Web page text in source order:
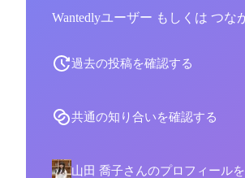
Wantedlyユーザー もしくは つ
過去の投稿を確認する
共通の知り合いを確認する
山田 喬子さんのプロフィール